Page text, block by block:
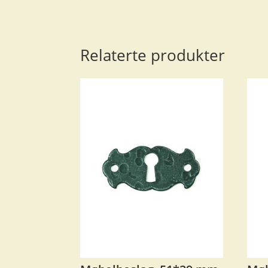
Relaterte produkter